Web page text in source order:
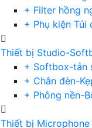
+ Filter hồng
+ Phụ kiện
Thiết bị Studio-
+ Softbox-tản
+ Chân đèn-
+ Phông nền-
Thiết bị